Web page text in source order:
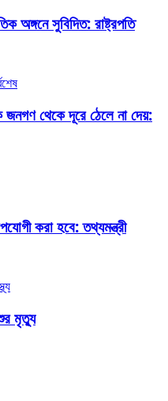
অঙ্গনে সুবিদিত: রাষ্ট্রপতি
থেকে দূরে ঠেলে না দেয়:
করা হবে: তথ্যমন্ত্রী
মৃত্যু